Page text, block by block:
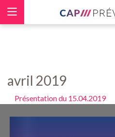
avril 2019
Présentation du 15.04.2019
Panneau de gestion des cookies